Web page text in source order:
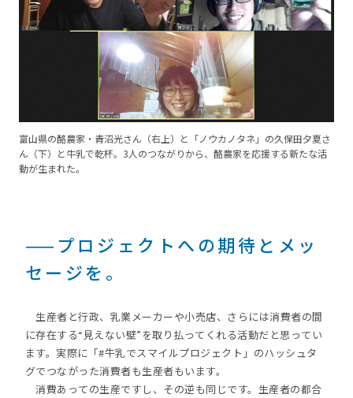
富山県の酪農家・青沼光さん（右上）と「ノウカノタネ」の久保田夕夏さ
ん（下）と牛乳で乾杯。3人のつながりから、酪農家を応援する新たな活
動が生まれた。
——プロジェクトへの期待とメッ
セージを。
生産者と行政、乳業メーカーや小売店、さらには消費者の間
に存在する“見えない壁”を取り払ってくれる活動だと思ってい
ます。実際に「#牛乳でスマイルプロジェクト」のハッシュタ
グでつながった消費者も生産者もいます。
消費あっての生産ですし、その逆も同じです。生産者の都合